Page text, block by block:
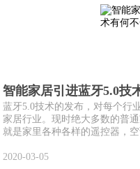
智能家居引进蓝牙5.0技
蓝牙5.0技术的发布，对每个行
家居行业。现时绝大多数的普
就是家里各种各样的遥控器，
2020-03-05